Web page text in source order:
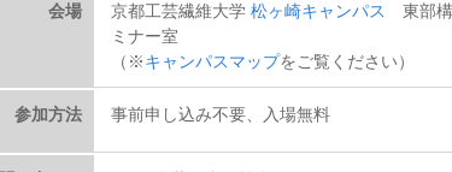
会場 京都工芸繊維大学 松ヶ崎キャンパス 東部
ミナー室
（※キャンパスマップをご覧ください）
参加方法 事前申し込み不要、入場無料